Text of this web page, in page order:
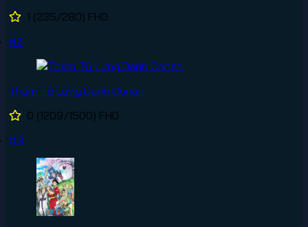
1 (235/280) FHD
#2
Thám Tử Lừng Danh Conan
0 (1209/1500) FHD
#3